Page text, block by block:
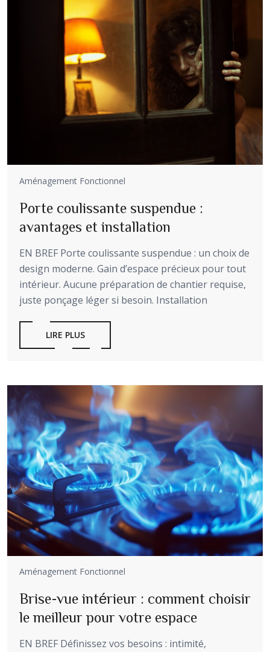
Aménagement Fonctionnel
Porte coulissante suspendue :
avantages et installation
EN BREF Porte coulissante suspendue : un choix de
design moderne. Gain d’espace précieux pour tout
intérieur. Aucune préparation de chantier requise,
juste ponçage léger si besoin. Installation
LIRE PLUS
Aménagement Fonctionnel
Brise-vue intérieur : comment choisir
le meilleur pour votre espace
EN BREF Définissez vos besoins : intimité,